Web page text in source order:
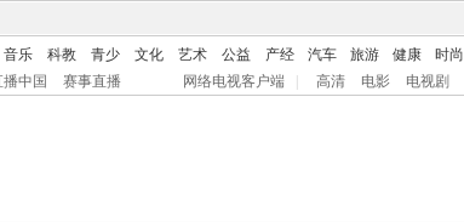
音乐 科教 青少 文化 艺术 公益 产经 汽车 旅游 健康 时尚
播中国 赛事直播 网络电视客户端 高清 电影 电视剧